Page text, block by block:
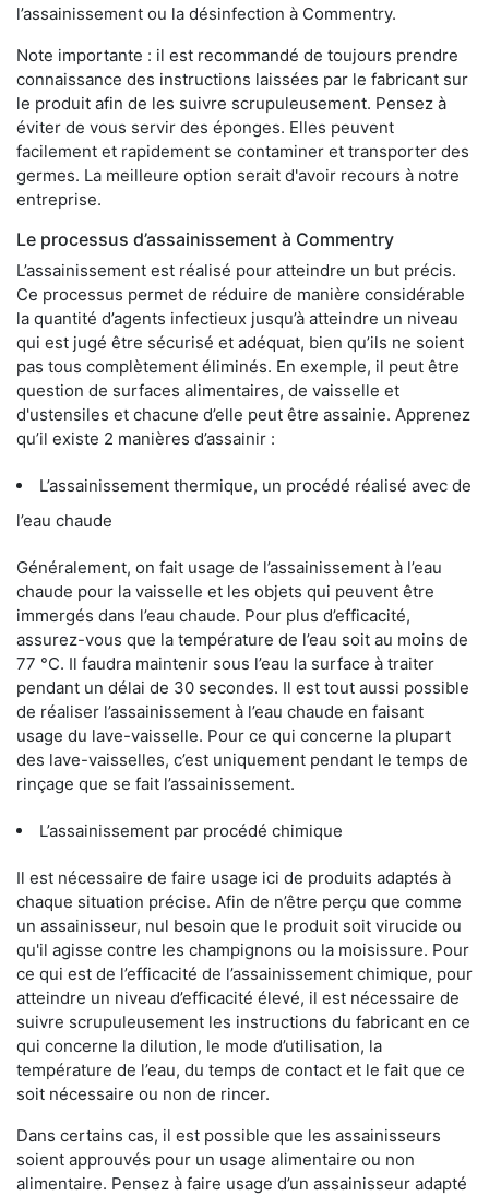
l’assainissement ou la désinfection à Commentry.
Note importante : il est recommandé de toujours prendre
connaissance des instructions laissées par le fabricant sur
le produit afin de les suivre scrupuleusement. Pensez à
éviter de vous servir des éponges. Elles peuvent
facilement et rapidement se contaminer et transporter des
germes. La meilleure option serait d'avoir recours à notre
entreprise.
Le processus d’assainissement à Commentry
L’assainissement est réalisé pour atteindre un but précis.
Ce processus permet de réduire de manière considérable
la quantité d’agents infectieux jusqu’à atteindre un niveau
qui est jugé être sécurisé et adéquat, bien qu’ils ne soient
pas tous complètement éliminés. En exemple, il peut être
question de surfaces alimentaires, de vaisselle et
d'ustensiles et chacune d’elle peut être assainie. Apprenez
qu’il existe 2 manières d’assainir :
L’assainissement thermique, un procédé réalisé avec de
l’eau chaude
Généralement, on fait usage de l’assainissement à l’eau
chaude pour la vaisselle et les objets qui peuvent être
immergés dans l’eau chaude. Pour plus d’efficacité,
assurez-vous que la température de l’eau soit au moins de
77 °C. Il faudra maintenir sous l’eau la surface à traiter
pendant un délai de 30 secondes. Il est tout aussi possible
de réaliser l’assainissement à l’eau chaude en faisant
usage du lave-vaisselle. Pour ce qui concerne la plupart
des lave-vaisselles, c’est uniquement pendant le temps de
rinçage que se fait l’assainissement.
L’assainissement par procédé chimique
Il est nécessaire de faire usage ici de produits adaptés à
chaque situation précise. Afin de n’être perçu que comme
un assainisseur, nul besoin que le produit soit virucide ou
qu'il agisse contre les champignons ou la moisissure. Pour
ce qui est de l’efficacité de l’assainissement chimique, pour
atteindre un niveau d’efficacité élevé, il est nécessaire de
suivre scrupuleusement les instructions du fabricant en ce
qui concerne la dilution, le mode d’utilisation, la
température de l’eau, du temps de contact et le fait que ce
soit nécessaire ou non de rincer.
Dans certains cas, il est possible que les assainisseurs
soient approuvés pour un usage alimentaire ou non
alimentaire. Pensez à faire usage d’un assainisseur adapté